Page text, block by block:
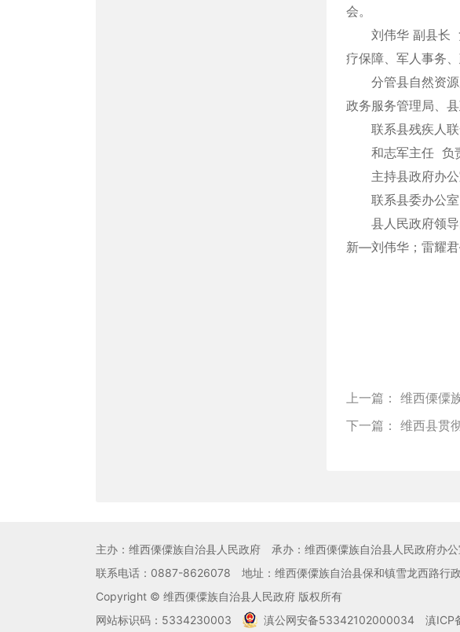
会。
刘伟华 副县长
疗保障、军人事务
分管县自然资
政务服务管理局、
联系县残疾人
和志军主任 负
主持县政府办
联系县委办公
县人民政府领
新—刘伟华；雷耀
上一篇： 维西傈僳
下一篇： 维西县贯
主办：维西傈僳族自治县人民政府
承办：维西傈僳族自治县人民政府办公
联系电话：0887-8626078
地址：维西傈僳族自治县保和镇雪龙西路行
Copyright © 维西傈僳族自治县人民政府 版权所有
网站标识码：5334230003
滇公网安备53342102000034 滇ICP